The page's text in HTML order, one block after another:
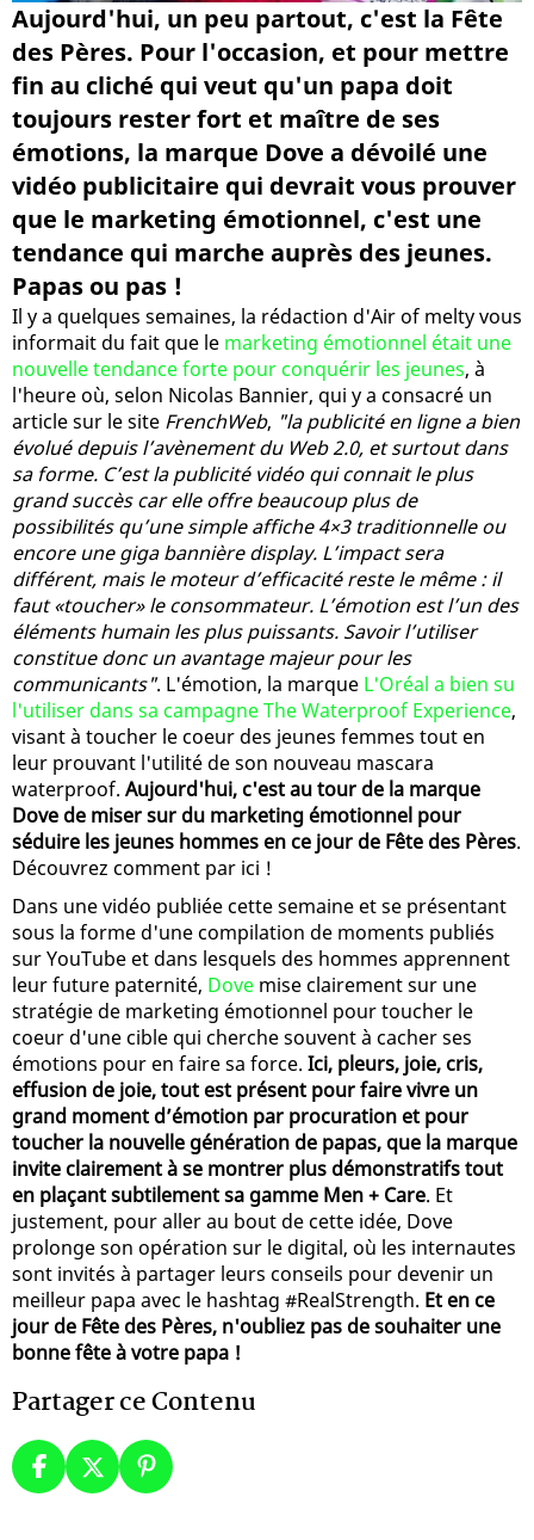
Aujourd'hui, un peu partout, c'est la Fête
des Pères. Pour l'occasion, et pour mettre
fin au cliché qui veut qu'un papa doit
toujours rester fort et maître de ses
émotions, la marque Dove a dévoilé une
vidéo publicitaire qui devrait vous prouver
que le marketing émotionnel, c'est une
tendance qui marche auprès des jeunes.
Papas ou pas !
Il y a quelques semaines, la rédaction d'Air of melty vous
informait du fait que le marketing émotionnel était une
nouvelle tendance forte pour conquérir les jeunes, à
l'heure où, selon Nicolas Bannier, qui y a consacré un
article sur le site FrenchWeb, "la publicité en ligne a bien
évolué depuis l’avènement du Web 2.0, et surtout dans
sa forme. C’est la publicité vidéo qui connait le plus
grand succès car elle offre beaucoup plus de
possibilités qu’une simple affiche 4×3 traditionnelle ou
encore une giga bannière display. L’impact sera
différent, mais le moteur d’efficacité reste le même : il
faut «toucher» le consommateur. L’émotion est l’un des
éléments humain les plus puissants. Savoir l’utiliser
constitue donc un avantage majeur pour les
communicants". L'émotion, la marque L'Oréal a bien su
l'utiliser dans sa campagne The Waterproof Experience,
visant à toucher le coeur des jeunes femmes tout en
leur prouvant l'utilité de son nouveau mascara
waterproof. Aujourd'hui, c'est au tour de la marque
Dove de miser sur du marketing émotionnel pour
séduire les jeunes hommes en ce jour de Fête des Pères.
Découvrez comment par ici !
Dans une vidéo publiée cette semaine et se présentant
sous la forme d'une compilation de moments publiés
sur YouTube et dans lesquels des hommes apprennent
leur future paternité, Dove mise clairement sur une
stratégie de marketing émotionnel pour toucher le
coeur d'une cible qui cherche souvent à cacher ses
émotions pour en faire sa force. Ici, pleurs, joie, cris,
effusion de joie, tout est présent pour faire vivre un
grand moment d’émotion par procuration et pour
toucher la nouvelle génération de papas, que la marque
invite clairement à se montrer plus démonstratifs tout
en plaçant subtilement sa gamme Men + Care. Et
justement, pour aller au bout de cette idée, Dove
prolonge son opération sur le digital, où les internautes
sont invités à partager leurs conseils pour devenir un
meilleur papa avec le hashtag #RealStrength. Et en ce
jour de Fête des Pères, n'oubliez pas de souhaiter une
bonne fête à votre papa !
Partager ce Contenu